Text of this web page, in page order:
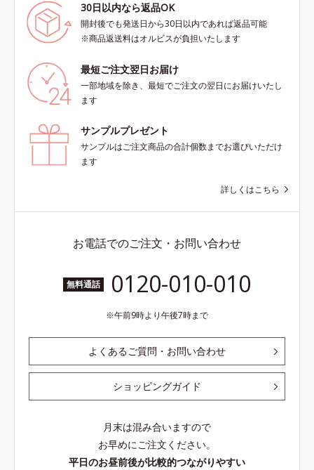
30日以内なら返品OK
開封後でも発送日から30日以内であれば返品可能
※商品返送料はオルビスが負担いたします
最短ご注文翌日お届け
一部地域を除き、最短でご注文の翌日にお届けいたし
ます
サンプルプレゼント
サンプルはご注文商品の合計個数までお選びいただけ
ます
詳しくはこちら
お電話でのご注文・お問い合わせ
無料通話 0120-010-010
午前9時より午後7時まで
よくあるご質問・お問い合わせ
ショッピングガイド
月末は混み合いますので
お早めにご注文ください。
平日のお昼前後が比較的つながりやすい